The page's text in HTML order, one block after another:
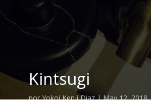
Kintsugi
porYokoi Kenji Diaz|May 12, 2018